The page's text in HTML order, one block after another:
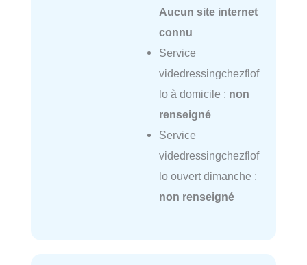
Aucun site internet
connu
Service
videdressingchezflof
lo à domicile : non
renseigné
Service
videdressingchezflof
lo ouvert dimanche :
non renseigné